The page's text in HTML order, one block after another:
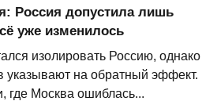
Россия допустила лишь
уже изменилось
изолировать Россию, однако
указывают на обратный эффект.
где Москва ошиблась...